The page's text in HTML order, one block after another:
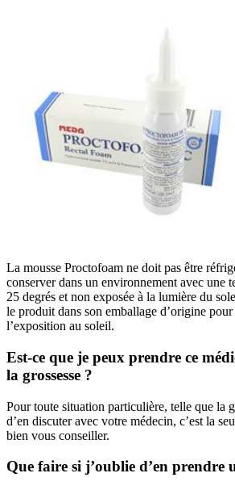
La mousse Proctofoam ne doit pas être
conserver dans un environnement avec une
25 degrés et non exposée à la lumière du
le produit dans son emballage d’origine
l’exposition au soleil.
Est-ce que je peux prendre ce
la grossesse ?
Pour toute situation particulière, telle que la
d’en discuter avec votre médecin, c’est la
bien vous conseiller.
Que faire si j’oublie d’en prendre